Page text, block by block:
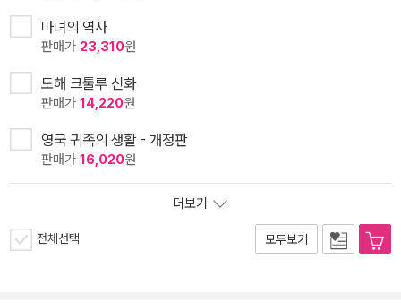
마녀의 역사
판매가 23,310원
도해 크툴루 신화
판매가 14,220원
영국 귀족의 생활 - 개정판
판매가 16,020원
더보기
전체선택 모두보기